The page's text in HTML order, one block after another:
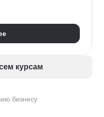
бизнесу
специалистов
питания
бизнесу
курсам